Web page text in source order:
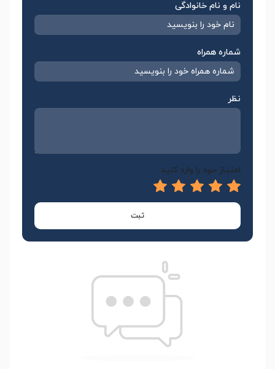
نام و نام خانوادگی
شماره همراه
نظر
امتیاز خود را وارد کنید
ثبت